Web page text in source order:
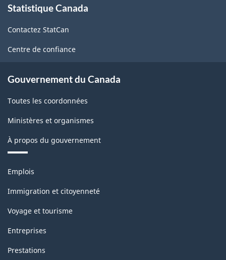
propos
ce
site
Statistique Canada
Contactez StatCan
Centre de confiance
Gouvernement du Canada
Toutes les coordonnées
Ministères et organismes
À propos du gouvernement
Thèmes
sujets
Emplois
Immigration et citoyenneté
Voyage et tourisme
Entreprises
Prestations